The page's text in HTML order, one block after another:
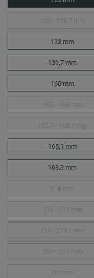
133 mm
139,7 mm
160 mm
165,1 mm
168,3 mm